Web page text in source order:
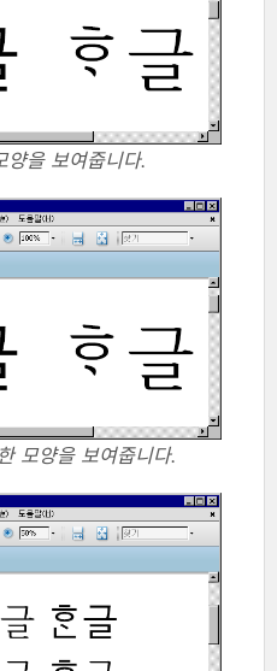
양을 보여줍니다.
모양을 보여줍니다.